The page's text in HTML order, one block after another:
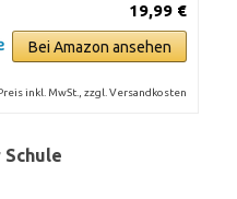
19,99 €
Bei Amazon ansehen
inkl. MwSt., zzgl. Versandkosten